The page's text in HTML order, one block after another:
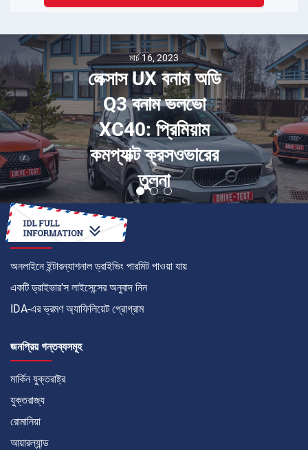
মার্চ 16, 2023
লেক্সাস UX বনাম অডি
Q3 বনাম ভলভো
XC40: প্রিমিয়াম
কমপ্যাক্ট ক্রসওভারের
তুলনা
কীভাবে
অনলাইনে ইন্টারন্যাশনাল ড্রাইভিং পারমিট পাওয়া যায়
একটি ড্রাইভার'স লাইসেন্সের অনুবাদ নিন
IDA-এর ভ্রমণ অ্যাফিলিয়েট প্রোগ্রাম
জনপ্রিয় গন্তব্যসমূহ
মার্কিন যুক্তরাষ্ট্র
যুক্তরাজ্য
রোমানিয়া
আয়ারল্যান্ড